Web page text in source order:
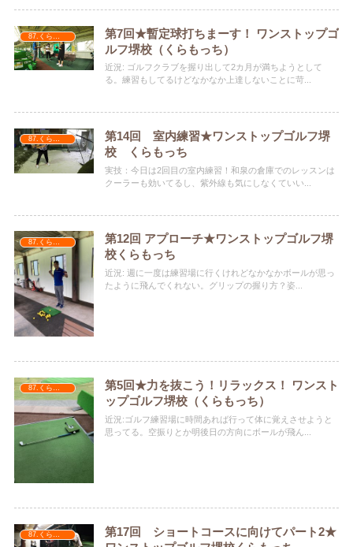
第7回★暫定球打ちまーす！ ワンストップゴ
ルフ堺校（くらもっち）
近況: ゴルフクラブを握り出して2カ月が満ちようとして
る。練習もしてるけどなかなか上達しないことに苛...
87.くらもっち
第14回 室内練習★ワンストップゴルフ堺
校 くらもっち
実技：今日は2回目の室内練習！和泉の倉庫でのレッスンは
クーラーも効いてるし、紫外線も気にしなくていい...
第12回 アプローチ★ワンストップゴルフ堺
校くらもっち
近況: 週に一度は練習場に行くけれどなかなかボールが思っ
たように飛んでくれない。グリップの握り方？姿...
87.くらもっち
第5回★力を抜こう！リラックス！ ワンスト
ップゴルフ堺校（くらもっち）
近況:ゴルフ練習場に時間あれば行って体に覚えさせようと
思ってる。空振りとか明後日の方向にボールが飛ん...
87.くらもっち
第17回 ショートコースに向けてパート2★